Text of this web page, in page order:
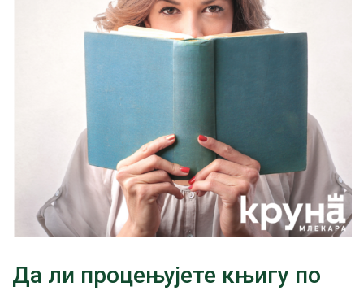
Да ли процењујете књигу по